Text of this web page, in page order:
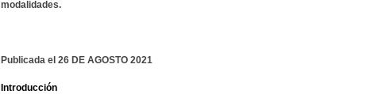
modalidades.
Publicada el 26 DE AGOSTO 2021
Introducción